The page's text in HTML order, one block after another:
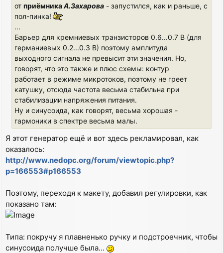
от приёмникаА.Захарова - запустился, как и раньше, с
пол-пинка!
...
Барьер для кремниевых транзисторов 0.6...0.7 В (для
германиевых 0.2...0.3 В) поэтому амплитуда
выходного сигнала не превысит эти значения. Но,
говорят, что это также и плюс схемы: контур
работает в режиме микротоков, поэтому не греет
катушку, отсюда частота весьма стабильна при
стабилизации напряжения питания.
Ну и синусоида, как говорят, весьма хорошая -
гармоники в спектре весьма малы.
Я этот генератор ещё и вот здесь рекламировал, как
оказалось:
http://www.nedopc.org/forum/viewtopic.php?
p=166553#p166553
Поэтому, переходя к макету, добавил регулировки, как
показано там:
Типа: покручу я плавненько ручку и подстроечник, чтобы
синусоида получше была...